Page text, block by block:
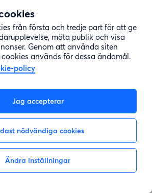
från första och tredje part för att ge
mäta publik och visa
Genom att använda siten
används för dessa ändamål.
policy
Jag accepterar
nödvändiga cookies
Ändra inställningar